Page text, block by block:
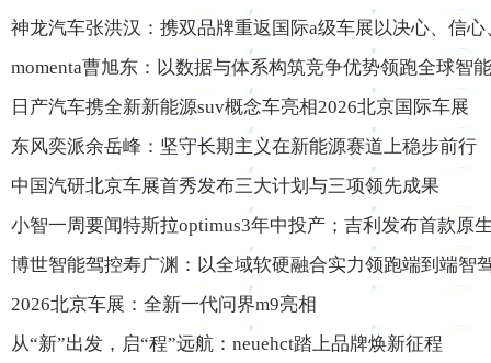
神龙汽车张洪汉：携双品牌重返国际a级车展以决心、信
momenta曹旭东：以数据与体系构筑竞争优势领跑全球智
日产汽车携全新新能源suv概念车亮相2026北京国际车展
东风奕派余岳峰：坚守长期主义在新能源赛道上稳步前行
中国汽研北京车展首秀发布三大计划与三项领先成果
小智一周要闻特斯拉optimus3年中投产；吉利发布首款原
博世智能驾控寿广渊：以全域软硬融合实力领跑端到端智
2026北京车展：全新一代问界m9亮相
从“新”出发，启“程”远航：neuehct踏上品牌焕新征程